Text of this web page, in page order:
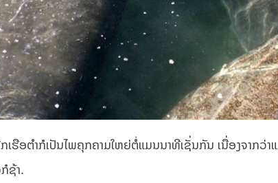
ຮືອຕຳກໍເປັນໄພຄຸກຄາມໃຫຍ່ຕໍ່ແມນນາທີເຊັ່ນກັນ ເນື່ອງຈາກວ່
ຊ້າ.